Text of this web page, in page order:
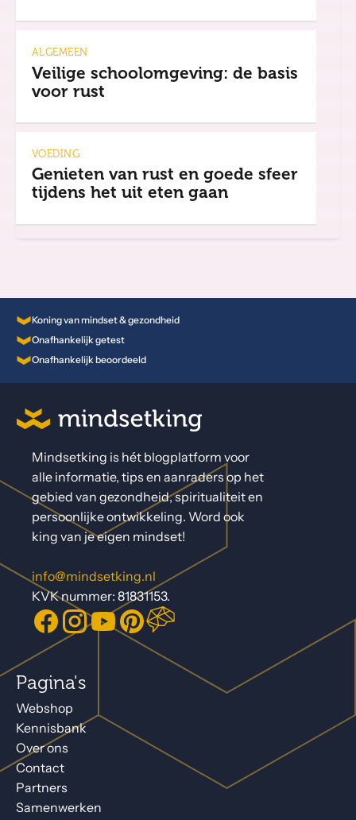
ALGEMEEN
Veilige schoolomgeving: de basis
voor rust
VOEDING
Genieten van rust en goede sfeer
tijdens het uit eten gaan
Koning van mindset & gezondheid
Onafhankelijk getest
Onafhankelijk beoordeeld
Mindsetking is hét blogplatform voor
alle informatie, tips en aanraders op het
gebied van gezondheid, spiritualiteit en
persoonlijke ontwikkeling. Word ook
king van je eigen mindset!
info@mindsetking.nl
KVK nummer: 81831153.
Pagina's
Webshop
Kennisbank
Over ons
Contact
Partners
Samenwerken